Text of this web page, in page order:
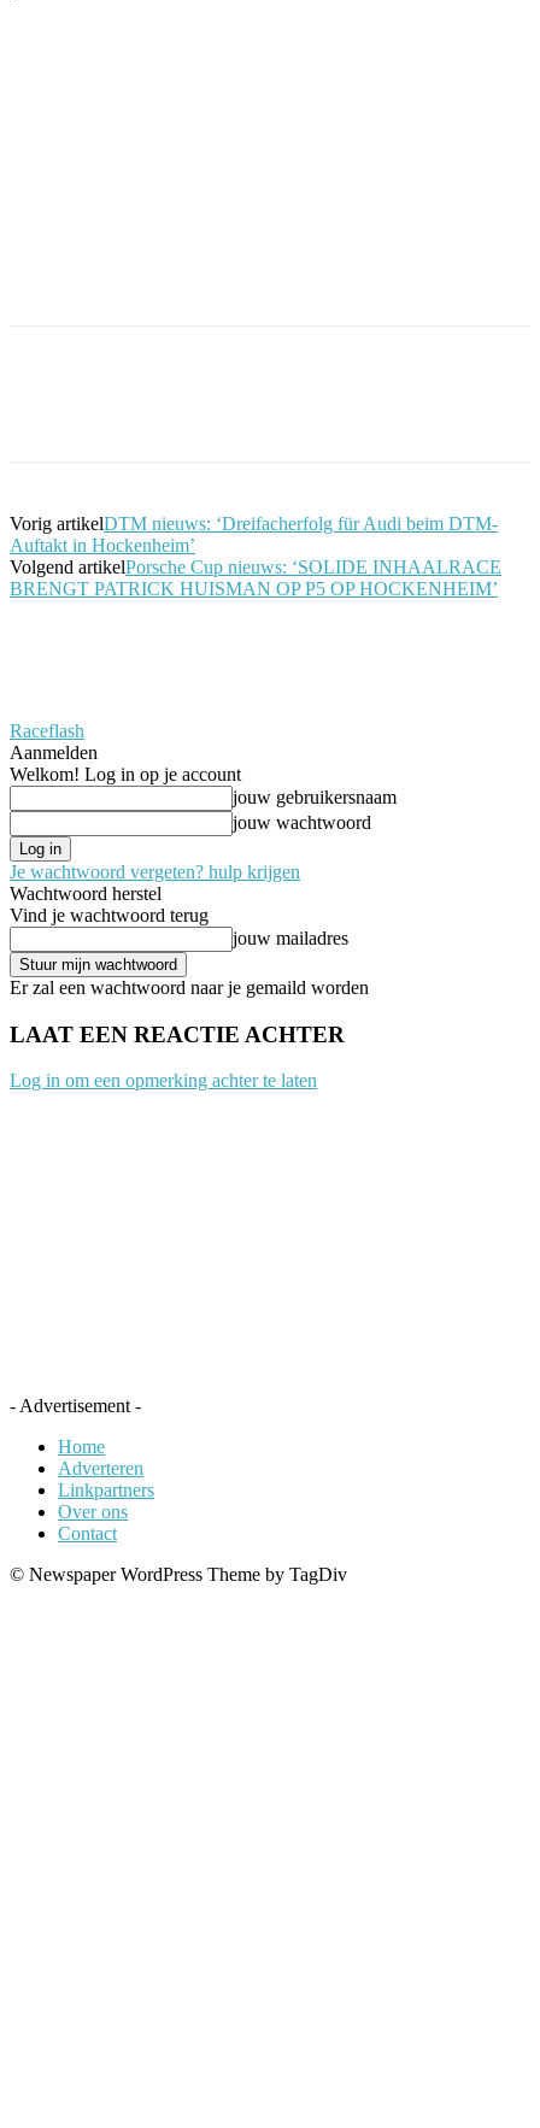
Vorig artikelDTM nieuws: ‘Dreifacherfolg für Audi beim DTM-
Auftakt in Hockenheim’
Volgend artikelPorsche Cup nieuws: ‘SOLIDE INHAALRACE
BRENGT PATRICK HUISMAN OP P5 OP HOCKENHEIM’
Raceflash
Aanmelden
Welkom! Log in op je account
jouw gebruikersnaam
jouw wachtwoord
Je wachtwoord vergeten? hulp krijgen
Wachtwoord herstel
Vind je wachtwoord terug
jouw mailadres
Er zal een wachtwoord naar je gemaild worden
LAAT EEN REACTIE ACHTER
Log in om een opmerking achter te laten
- Advertisement -
Home
Adverteren
Linkpartners
Over ons
Contact
© Newspaper WordPress Theme by TagDiv